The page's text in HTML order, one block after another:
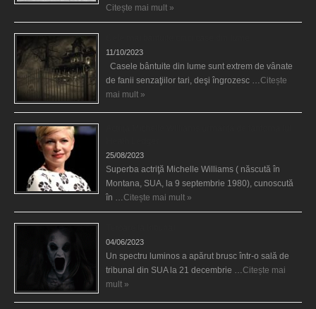
Citește mai mult »
11/10/2023
Casele bântuite din lume sunt extrem de vânate
de fanii senzaţiilor tari, deşi îngrozesc …Citește
mai mult »
25/08/2023
Superba actriţă Michelle Williams ( născută în
Montana, SUA, la 9 septembrie 1980), cunoscută
în …Citește mai mult »
04/06/2023
Un spectru luminos a apărut brusc într-o sală de
tribunal din SUA la 21 decembrie …Citește mai
mult »